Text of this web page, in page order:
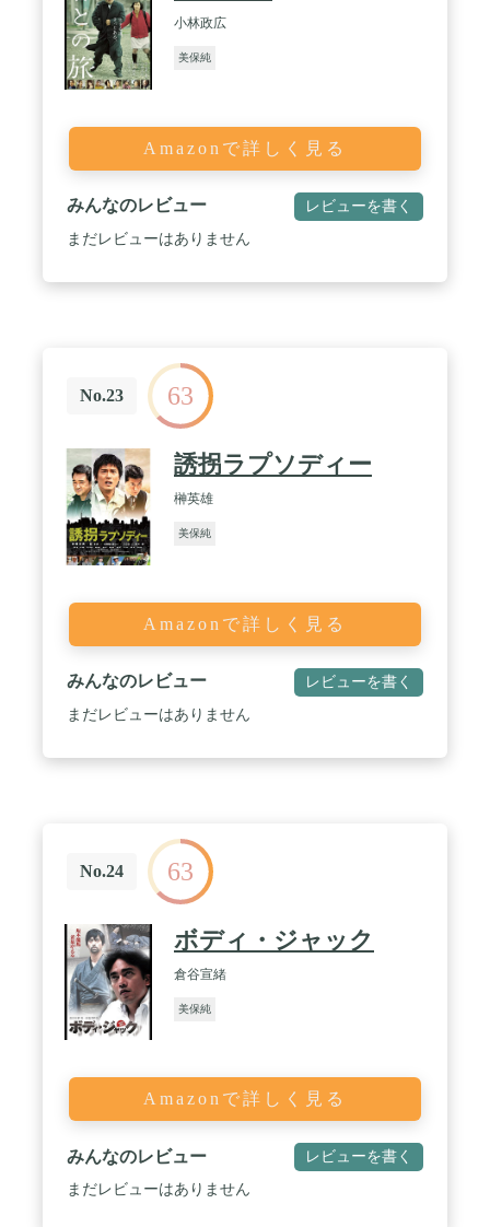
小林政広
美保純
Amazonで詳しく見る
みんなのレビュー レビューを書く
まだレビューはありません
No.23 63
誘拐ラプソディー
榊英雄
美保純
Amazonで詳しく見る
みんなのレビュー レビューを書く
まだレビューはありません
No.24 63
ボディ・ジャック
倉谷宣緒
美保純
Amazonで詳しく見る
みんなのレビュー レビューを書く
まだレビューはありません